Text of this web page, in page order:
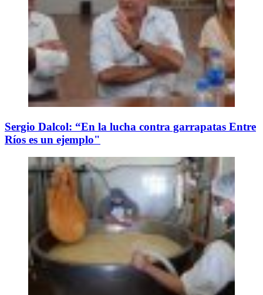
Sergio Dalcol: “En la lucha contra garrapatas Entre
Ríos es un ejemplo"